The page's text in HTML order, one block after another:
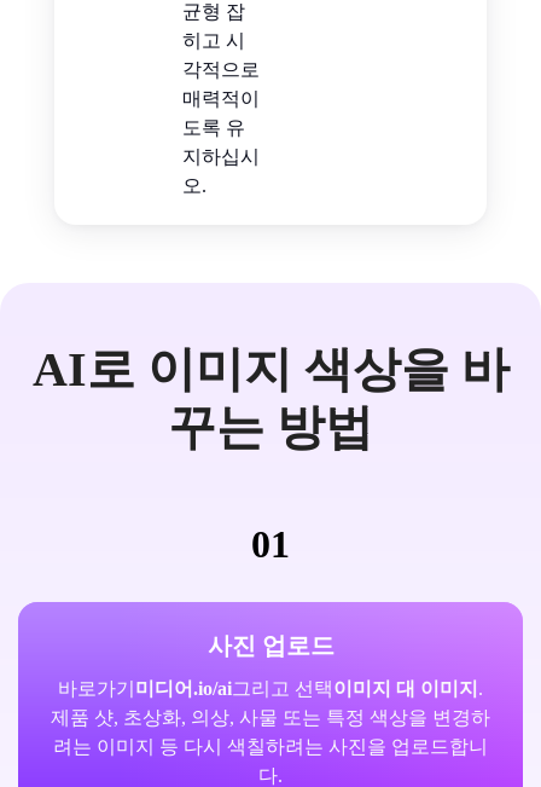
균형 잡
히고 시
각적으로
매력적이
도록 유
지하십시
오.
AI로 이미지 색상을 바
꾸는 방법
01
사진 업로드
바로가기 미디어.io/ai그리고 선택이미지 대 이미지 .
제품 샷, 초상화, 의상, 사물 또는 특정 색상을 변경하
려는 이미지 등 다시 색칠하려는 사진을 업로드합니
다.